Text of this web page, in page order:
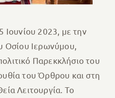
Ιουνίου 2023, με την
Οσίου Ιερωνύμου,
Παρεκκλήσιο του
του Όρθρου και στη
Λειτουργία. Το